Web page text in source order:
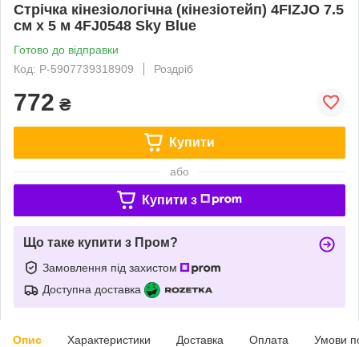
Стрічка кінезіологічна (кінезіотейп) 4FIZJO 7.5
см x 5 м 4FJ0548 Sky Blue
Готово до відправки
Код: P-5907739318909
Роздріб
772 ₴
Купити
або
Купити з
Що таке купити з Пром?
Замовлення під захистом
Доступна доставка
Опис Характеристики Доставка Оплата Умови